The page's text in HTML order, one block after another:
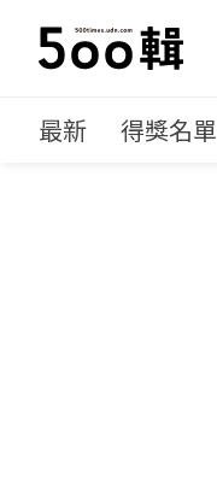
最新 得獎名單